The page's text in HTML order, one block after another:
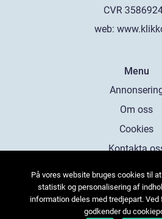
web:
Menu
Om oss
Cookies
Kontakta
På vores website bruges cookies til
statistik og personalisering af
information deles med tredjepart.
godkender du